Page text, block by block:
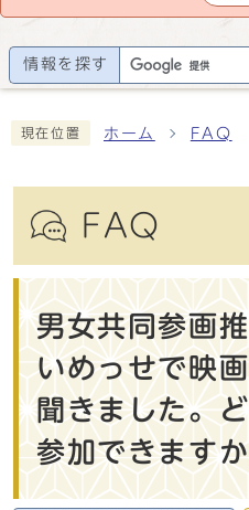
情報を探す
現在位置 ホーム FAQ
FAQ
男女共同参画
いめっせで映
聞きました。
参加できます